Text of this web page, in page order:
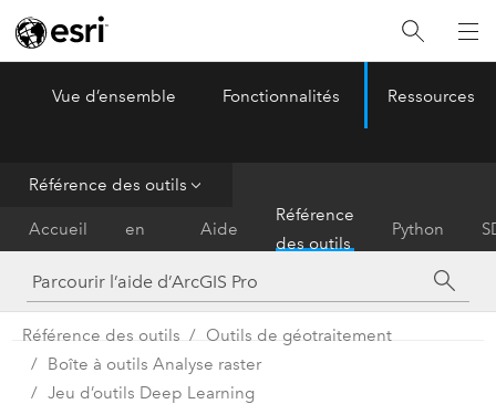
ArcGIS Pro
Vue d’ensemble Fonctionnalités Ressources
Référence des outils
Accueil
en
main
Aide
Référence
des outils
Python
Référence des outils
Outils de géotraitement
Boîte à outils Analyse raster
Jeu d’outils Deep Learning